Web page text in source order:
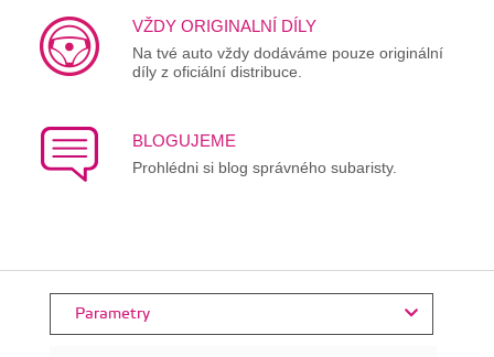
VŽDY ORIGINALNÍ DÍLY
Na tvé auto vždy dodáváme pouze originální
díly z oficiální distribuce.
BLOGUJEME
Prohlédni si blog správného subaristy.
Parametry